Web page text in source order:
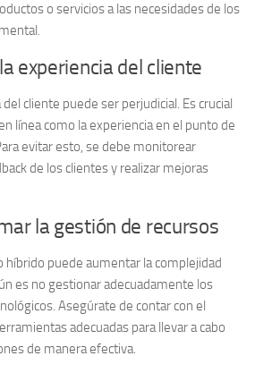
o servicios a las necesidades de los
experiencia del cliente
cliente puede ser perjudicial. Es crucial
línea como la experiencia en el punto de
evitar esto, se debe monitorear
de los clientes y realizar mejoras
la gestión de recursos
puede aumentar la complejidad
es no gestionar adecuadamente los
Asegúrate de contar con el
adecuadas para llevar a cabo
de manera efectiva.